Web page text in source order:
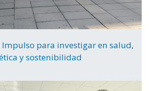
Impulso para investigar en salud,
y sostenibilidad